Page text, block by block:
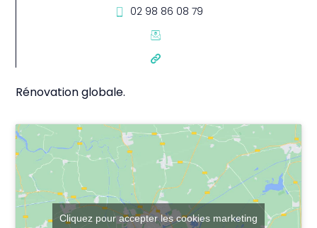
02 98 86 08 79
Rénovation globale.
Cliquez pour accepter les cookies marketing